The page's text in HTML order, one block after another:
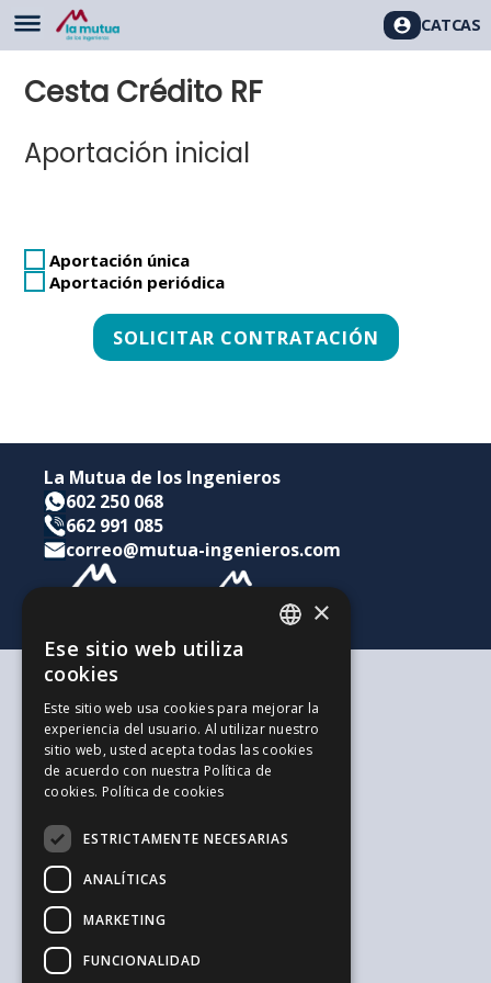
CATCAS
Cesta Crédito RF
Aportación inicial
Aportación única
Aportación periódica
La Mutua de los Ingenieros
602 250 068
662 991 085
correo@mutua-ingenieros.com
Según tus necesidades
Para ti y tu familia
Para tus ahorros e inversiones
Para tu empresa
La alternativa a los Autónomos
Trabaja con nosotros
El Blog de la Ingeniería
Blog de Jovenes Inspirit Mutua
El Blog de Sepreco
Sugerencias y Reclamaciones
Información general y seguridad
Aviso legal
ENGLISH
×
Ese sitio web utiliza
cookies
Este sitio web usa cookies para mejorar la
experiencia del usuario. Al utilizar nuestro
sitio web, usted acepta todas las cookies
de acuerdo con nuestra Política de
cookies. Política de cookies
ESTRICTAMENTE NECESARIAS
ANALÍTICAS
MARKETING
FUNCIONALIDAD